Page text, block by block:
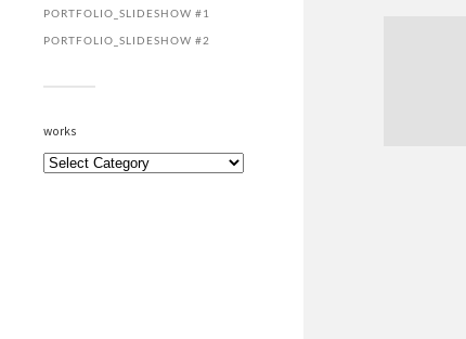
PORTFOLIO_SLIDESHOW #1
PORTFOLIO_SLIDESHOW #2
works